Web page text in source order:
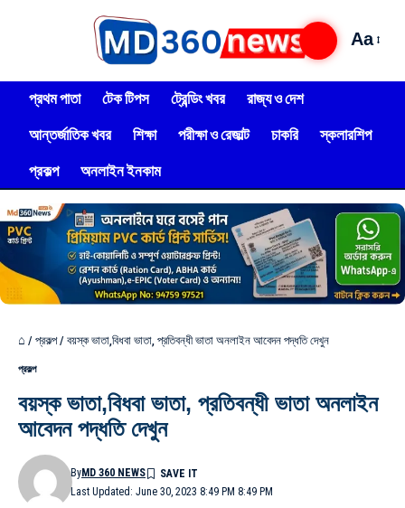
Aa
প্রথম পাতা টেক টিপস ট্রেন্ডিং খবর
রাজ্য ও দেশ
আন্তর্জাতিক খবর
শিক্ষা পরীক্ষা ও রেজাল্ট চাকরি
স্কলারশিপ
প্রকল্প
অনলাইন ইনকাম
⌂ / প্রকল্প/ বয়স্ক ভাতা,বিধবা ভাতা, প্রতিবন্ধী ভাতা অনলাইন আবেদন পদ্ধতি দেখুন
প্রকল্প
বয়স্ক ভাতা,বিধবা ভাতা, প্রতিবন্ধী ভাতা অনলাইন
আবেদন পদ্ধতি দেখুন
Last Updated: June 30, 2023 8:49 PM 8:49 PM
ByMD 360 NEWS